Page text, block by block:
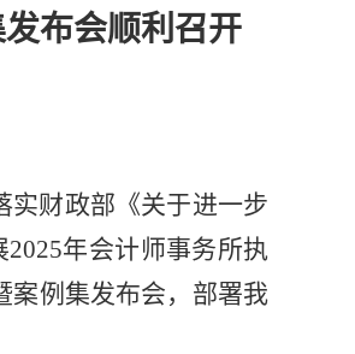
布会顺利召开
实财政部《关于进一步
年会计师事务所执
案例集发布会，部署我